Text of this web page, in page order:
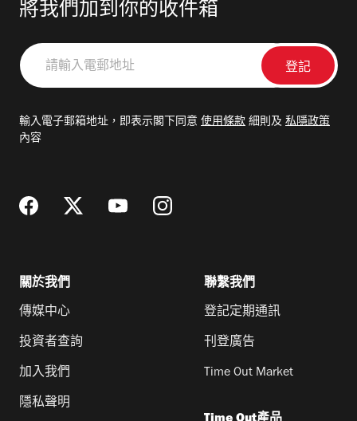
將我們加到你的收件箱
請
輸
郵
輸入電子郵箱地址，即表示閣下同意 使用條款 細則及 私隱政策
內容
關於我們
傳媒中心
投資者查詢
加入我們
隱私聲明
聯繫我們
登記定期通訊
刊登廣告
Time Out Market